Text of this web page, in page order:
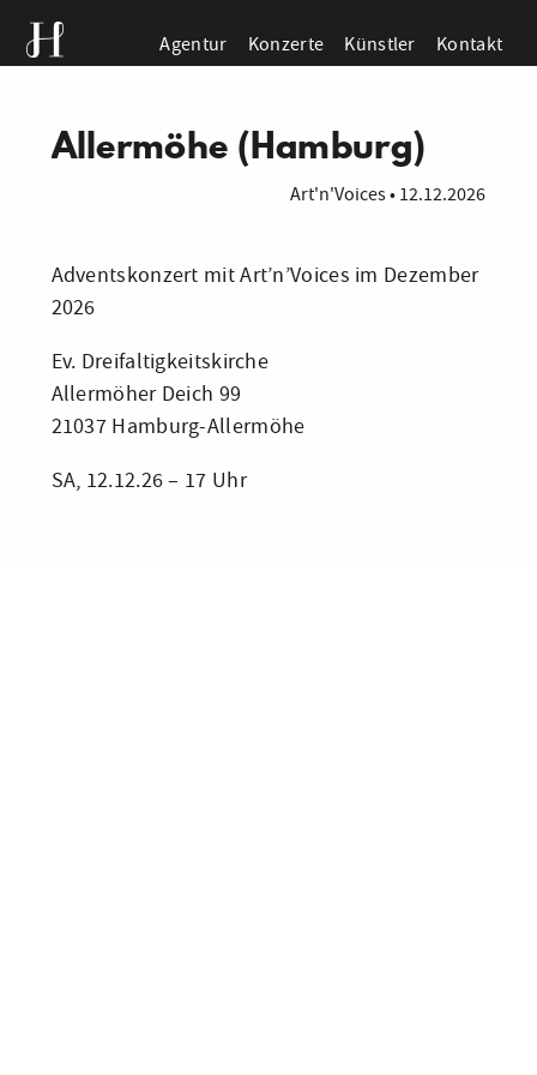
Agentur Konzerte Künstler Kontakt
Allermöhe (Hamburg)
Art'n'Voices•12.12.2026
Adventskonzert mit Art’n’Voices im Dezember
2026
Ev. Dreifaltigkeitskirche
Allermöher Deich 99
21037 Hamburg-Allermöhe
SA, 12.12.26 – 17 Uhr